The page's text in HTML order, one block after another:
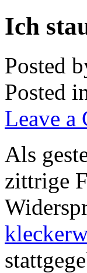
Ich
Posted
Posted
Leave a
Als
zittrige